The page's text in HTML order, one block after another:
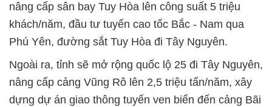
nâng cấp sân bay Tuy Hòa lên công suất 5 triệu
khách/năm, đầu tư tuyến cao tốc Bắc - Nam qua
Phú Yên, đường sắt Tuy Hòa đi Tây Nguyên.
Ngoài ra, tỉnh sẽ mở rộng quốc lộ 25 đi Tây Nguyên,
nâng cấp cảng Vũng Rô lên 2,5 triệu tấn/năm, xây
dựng dự án giao thông tuyến ven biển đến cảng Bãi